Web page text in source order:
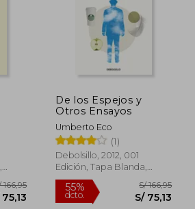
De los Espejos y
Otros Ensayos
Umberto Eco
(1)
Debolsillo, 2012, 001
Edición, Tapa Blanda,
Nuevo